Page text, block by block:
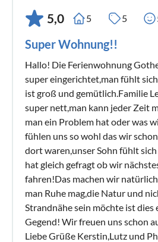
5,0 5 5
Super Wohnung!!
Hallo! Die Ferienwohnung
super eingerichtet,man fühlt
ist groß und gemütlich.Familie
super nett,man kann jeder Zeit
man ein Problem hat oder was
fühlen uns so wohl das wir
dort waren,unser Sohn fühlt
hat gleich gefragt ob wir
fahren!Das machen wir
man Ruhe mag,die Natur und
Strandnähe sein möchte ist dies
Gegend! Wir freuen uns schon
Liebe Grüße Kerstin,Lutz und